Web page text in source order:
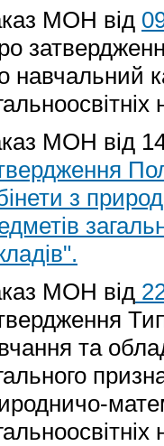
МОН від
навчальний
МОН від
з
МОН від
та